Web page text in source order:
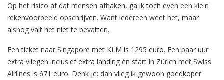
Op het risico af dat mensen afhaken, ga ik toch even een klein
rekenvoorbeeld opschrijven. Want iedereen weet het, maar
alsnog valt het niet te bevatten.
Een ticket naar Singapore met KLM is 1295 euro. Een paar uur
extra vliegen inclusief extra landing én start in Zürich met Swiss
Airlines is 671 euro. Denk je: dan vlieg ik gewoon goedkoper